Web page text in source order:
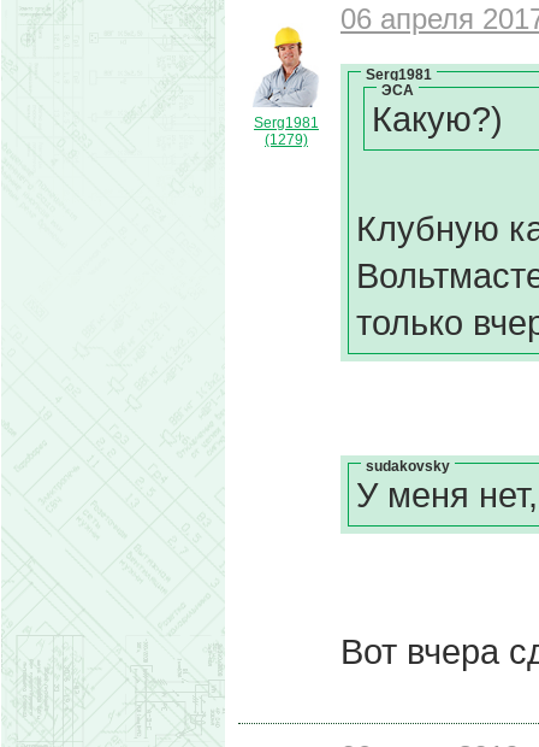
Serg1981
(1279)
06 апреля
Serg1981
ЭСА
Какую?)
Клубную
только
sudakovsky
У меня
Вот вчера